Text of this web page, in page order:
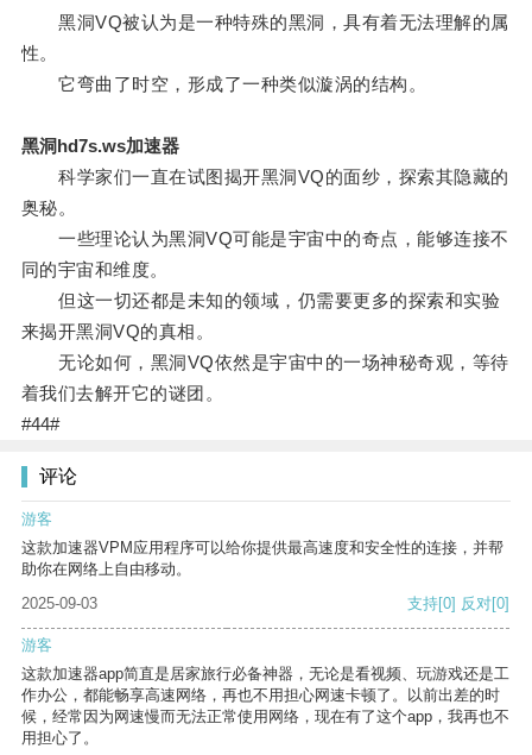
黑洞VQ被认为是一种特殊的黑洞，具有着无法理解的属
性。
它弯曲了时空，形成了一种类似漩涡的结构。
黑洞hd7s.ws加速器
科学家们一直在试图揭开黑洞VQ的面纱，探索其隐藏的
奥秘。
一些理论认为黑洞VQ可能是宇宙中的奇点，能够连接不
同的宇宙和维度。
但这一切还都是未知的领域，仍需要更多的探索和实验
来揭开黑洞VQ的真相。
无论如何，黑洞VQ依然是宇宙中的一场神秘奇观，等待
着我们去解开它的谜团。
#44#
评论
游客
这款加速器VPM应用程序可以给你提供最高速度和安全性的连接，并帮
助你在网络上自由移动。
2025-09-03
支持[0] 反对[0]
游客
这款加速器app简直是居家旅行必备神器，无论是看视频、玩游戏还是工
作办公，都能畅享高速网络，再也不用担心网速卡顿了。以前出差的时
候，经常因为网速慢而无法正常使用网络，现在有了这个app，我再也不
用担心了。